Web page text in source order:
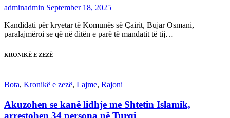
adminadmin September 18, 2025
Kandidati për kryetar të Komunës së Çairit, Bujar Osmani,
paralajmëroi se që në ditën e parë të mandatit të tij…
KRONIKË E ZEZË
Bota, Kronikë e zezë, Lajme, Rajoni
Akuzohen se kanë lidhje me Shtetin Islamik,
arrestohen 34 persona në Turqi